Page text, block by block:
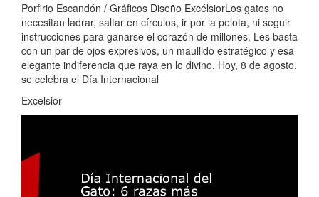
Porfirio Escandón / Gráficos Diseño ExcélsiorLos gatos no
necesitan ladrar, saltar en círculos, ir por la pelota, ni seguir
instrucciones para ganarse el corazón de millones. Les basta
con un par de ojos expresivos, un maullido estratégico y esa
elegante indiferencia que raya en lo divino. Hoy, 8 de agosto,
se celebra el Día Internacional
Excelsior